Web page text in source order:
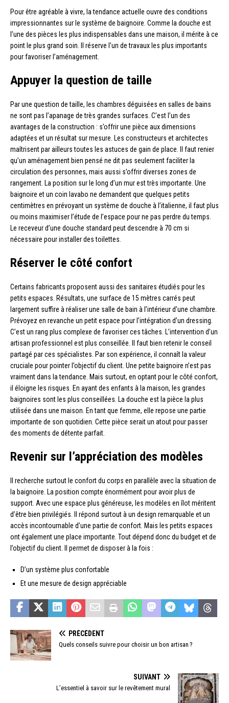
Pour être agréable à vivre, la tendance actuelle ouvre des conditions
impressionnantes sur le système de baignoire. Comme la douche est
l’une des pièces les plus indispensables dans une maison, il mérite à ce
point le plus grand soin. Il réserve l’un de travaux les plus importants
pour favoriser l’aménagement.
Appuyer la question de taille
Par une question de taille, les chambres déguisées en salles de bains
ne sont pas l’apanage de très grandes surfaces. C’est l’un des
avantages de la construction : s’offrir une pièce aux dimensions
adaptées et un résultat sur mesure. Les constructeurs et architectes
maîtrisent par ailleurs toutes les astuces de gain de place. Il faut renier
qu’un aménagement bien pensé ne dit pas seulement faciliter la
circulation des personnes, mais aussi s’offrir diverses zones de
rangement. La position sur le long d’un mur est très importante. Une
baignoire et un coin lavabo ne demandent que quelques petits
centimètres en prévoyant un système de douche à l’italienne, il faut plus
ou moins maximiser l’étude de l’espace pour ne pas perdre du temps.
Le receveur d’une douche standard peut descendre à 70 cm si
nécessaire pour installer des toilettes.
Réserver le côté confort
Certains fabricants proposent aussi des sanitaires étudiés pour les
petits espaces. Résultats, une surface de 15 mètres carrés peut
largement suffire à réaliser une salle de bain à l’intérieur d’une chambre.
Prévoyez en revanche un petit espace pour l’intégration d’un dressing.
C’est un rang plus complexe de favoriser ces tâches. L’intervention d’un
artisan professionnel est plus conseillée. Il faut bien retenir le conseil
partagé par ces spécialistes. Par son expérience, il connaît la valeur
cruciale pour pointer l’objectif du client. Une petite baignoire n’est pas
vraiment dans la tendance. Mais surtout, en optant pour le côté confort,
il éloigne les risques. En ayant des enfants à la maison, les grandes
baignoires sont les plus conseillées. La douche est la pièce la plus
utilisée dans une maison. En tant que femme, elle repose une partie
importante de son quotidien. Cette pièce serait un atout pour passer
des moments de détente parfait.
Revenir sur l’appréciation des modèles
Il recherche surtout le confort du corps en parallèle avec la situation de
la baignoire. La position compte énormément pour avoir plus de
support. Avec une espace plus généreuse, les modèles en îlot méritent
d’être bien privilégiés. Il répond surtout à un design remarquable et un
accès incontournable d’une partie de confort. Mais les petits espaces
ont également une place importante. Tout dépend donc du budget et de
l’objectif du client. Il permet de disposer à la fois :
D’un système plus confortable
Et une mesure de design appréciable
PRÉCÉDENT
Quels conseils suivre pour choisir un bon artisan ?
SUIVANT
L’essentiel à savoir sur le revêtement mural